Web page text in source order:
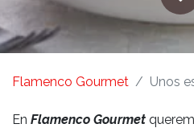
Flamenco Gourmet Unos
En Flamenco Gourmet